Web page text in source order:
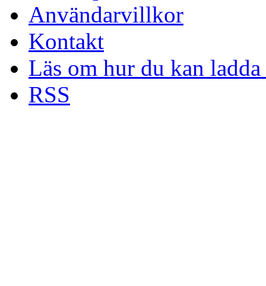
Användarvillkor
Kontakt
Läs om hur du kan
RSS